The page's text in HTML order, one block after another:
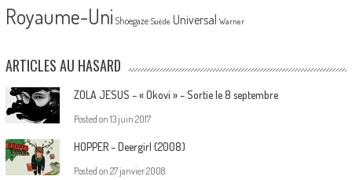
Royaume-Uni Shoegaze Suède Universal Warner
ARTICLES AU HASARD
ZOLA JESUS – « Okovi » – Sortie le 8 septembre
Posted on 13 juin 2017
HOPPER – Deergirl (2008)
Posted on 27 janvier 2008